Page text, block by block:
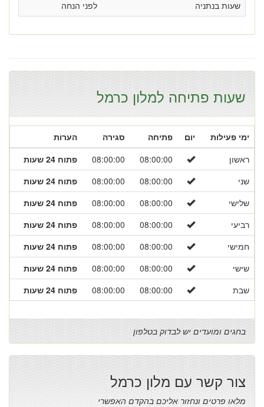
שעות בנתניה לפני הנחה
שעות פתיחה למלון כרמל
ימי פעילות יום פתיחה סגירה
הערות
ראשון
08:00:00
08:00:00
פתוח 24 שעות
שני
08:00:00
08:00:00
פתוח 24 שעות
שלישי
08:00:00
08:00:00
פתוח 24 שעות
רביעי
08:00:00
08:00:00
פתוח 24 שעות
חמישי
08:00:00
08:00:00
פתוח 24 שעות
שישי
08:00:00
08:00:00
פתוח 24 שעות
שבת
08:00:00
08:00:00 פתוח 24 שעות
בחגים ומועדים יש לבדוק בטלפון
צור קשר עם מלון כרמל
מלאו פרטים ונחזור אליכם בהקדם האפשרי